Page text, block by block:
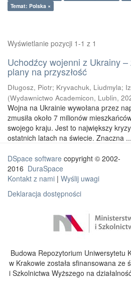
Temat: Polska ×
Wyświetlanie pozycji 1-1 z 1
Uchodźcy wojenni z Ukrainy
plany na przyszłość
Długosz, Piotr; Kryvachuk, Liudmyla;
(Wydawnictwo Academicon, Lublin,
Wojna na Ukrainie wywołana przez
zmusiła około 7 milionów
swojego kraju. Jest to największy
ostatnich latach na świecie. Znaczna ...
DSpace software copyright © 2002-
2016 DuraSpace
Kontakt z nami | Wyślij uwagi
Deklaracja dostępności
Budowa Repozytorium Uniwersytetu
w Krakowie została sfinansowana ze
i Szkolnictwa Wyższego na